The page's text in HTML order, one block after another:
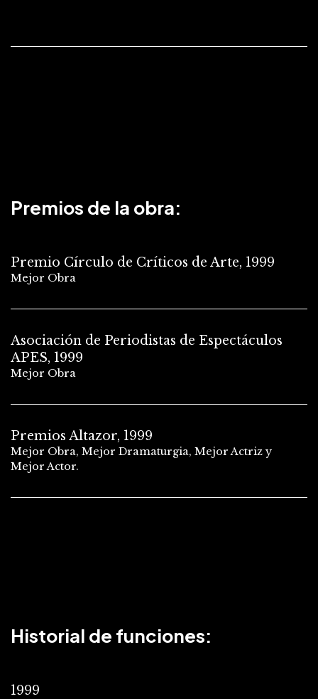
Premios de la obra:
Premio Círculo de Críticos de Arte, 1999
Mejor Obra
Asociación de Periodistas de Espectáculos
APES, 1999
Mejor Obra
Premios Altazor, 1999
Mejor Obra, Mejor Dramaturgia, Mejor Actriz y
Mejor Actor.
Historial de funciones:
1999